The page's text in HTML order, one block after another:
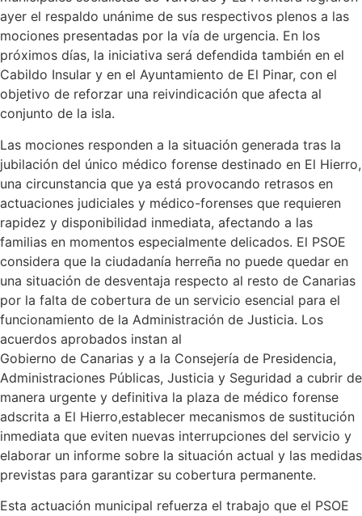
ayer el respaldo unánime de sus respectivos plenos a las
mociones presentadas por la vía de urgencia. En los
próximos días, la iniciativa será defendida también en el
Cabildo Insular y en el Ayuntamiento de El Pinar, con el
objetivo de reforzar una reivindicación que afecta al
conjunto de la isla.
Las mociones responden a la situación generada tras la
jubilación del único médico forense destinado en El Hierro,
una circunstancia que ya está provocando retrasos en
actuaciones judiciales y médico-forenses que requieren
rapidez y disponibilidad inmediata, afectando a las
familias en momentos especialmente delicados. El PSOE
considera que la ciudadanía herreña no puede quedar en
una situación de desventaja respecto al resto de Canarias
por la falta de cobertura de un servicio esencial para el
funcionamiento de la Administración de Justicia. Los
acuerdos aprobados instan al
Gobierno de Canarias y a la Consejería de Presidencia,
Administraciones Públicas, Justicia y Seguridad a cubrir de
manera urgente y definitiva la plaza de médico forense
adscrita a El Hierro,establecer mecanismos de sustitución
inmediata que eviten nuevas interrupciones del servicio y
elaborar un informe sobre la situación actual y las medidas
previstas para garantizar su cobertura permanente.
Esta actuación municipal refuerza el trabajo que el PSOE